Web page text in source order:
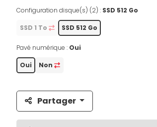
Configuration disque(s) (2) : SSD 512 Go
SSD 1 To SSD 512 Go
Pavé numérique : Oui
Oui Non
Partager